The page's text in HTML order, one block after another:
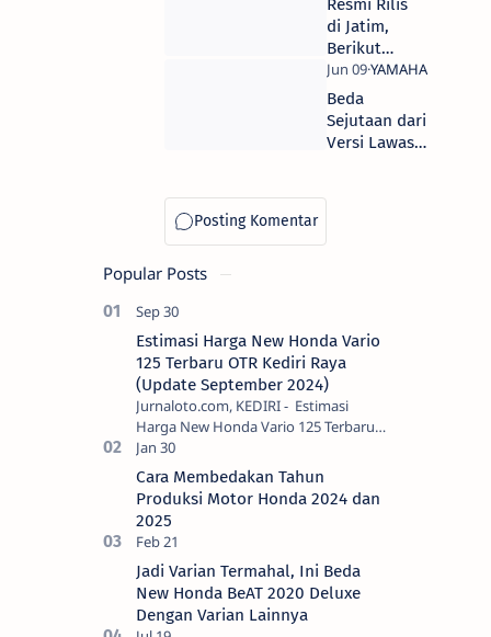
Jakarta Fair
2017
King, Harga
Tetap Rp. 21
Juta OTR
Resmi Rilis
di Jatim,
Berikut
Harga Jual
Yamaha All
New V-ixion
LED Tahun
​Beda
Sejutaan dari
Versi Lawas,
Popular Posts
Estimasi Harga New Honda Vario
125 Terbaru OTR Kediri Raya
(Update September 2024)
Jurnaloto.com, KEDIRI - Estimasi
Harga New Honda Vario 125 Terbaru
OTR Kediri Raya (Update September
2024) Brosis sekalian, PT Astra Honda
Motor (AH…
Cara Membedakan Tahun
Produksi Motor Honda 2024 dan
2025
Jadi Varian Termahal, Ini Beda
New Honda BeAT 2020 Deluxe
Dengan Varian Lainnya